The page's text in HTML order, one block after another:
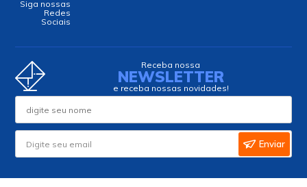
Siga nossas
Redes
Sociais
Receba nossa
NEWSLETTER
e receba nossas novidades!
Enviar